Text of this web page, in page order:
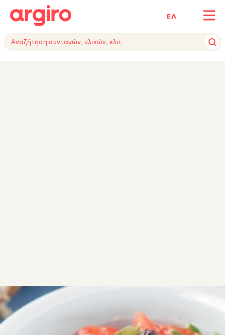
ΕΛ
ΥΛΙΚΑΕΚΤΕΛΕΣΗ
ΣΥΝΤΑΓΕΣ
Ντοματοσαλάτα νησιωτική